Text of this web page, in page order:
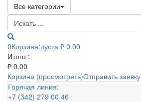
Все категории
0Корзина:пуста ₽ 0.00
Итого :
₽ 0.00
Корзина (просмотреть)Отправить заявку
Горячая линия:
+7 (342) 279 00 46